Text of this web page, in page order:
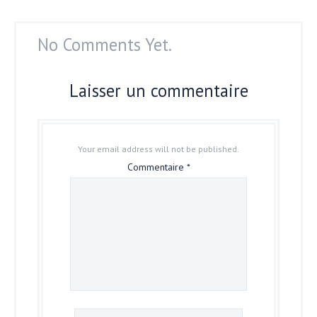
No Comments Yet.
Laisser un commentaire
Your email address will not be published.
Commentaire *